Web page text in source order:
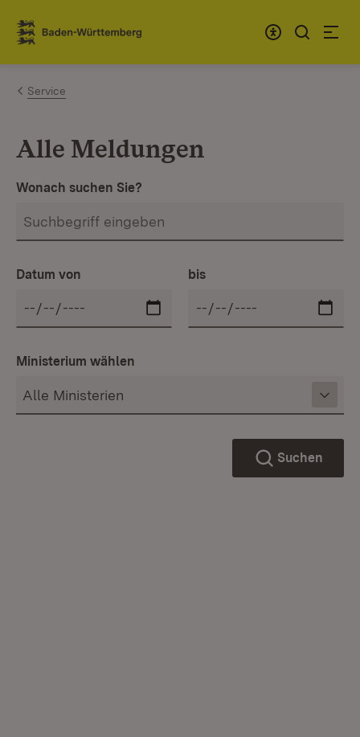
Zum Inhalt springen
Link zur Startseite
Service
Alle Meldungen
Wonach suchen Sie?
Datum von bis
Ministerium wählen
Suchen